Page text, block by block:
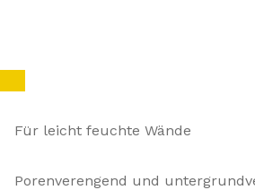
Für leicht feuchte Wände
Porenverengend und